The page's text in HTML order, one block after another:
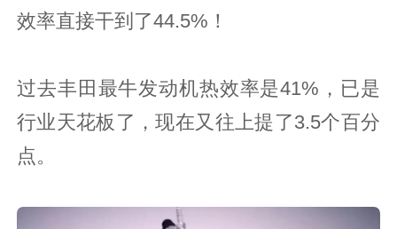
效率直接干到了44.5%！
过去丰田最牛发动机热效率是41%，已是
行业天花板了，现在又往上提了3.5个百分
点。